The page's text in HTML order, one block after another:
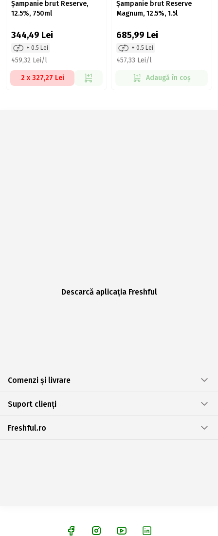
Șampanie brut Reserve,
12.5%, 750ml
344,49 Lei
+ 0.5 Lei
459,32 Lei/l
2 x 327,27 Lei
Șampanie brut Reserve
Magnum, 12.5%, 1.5l
685,99 Lei
+ 0.5 Lei
457,33 Lei/l
Adaugă în coș
Descarcă aplicația Freshful
Comenzi și livrare
Suport clienți
Freshful.ro